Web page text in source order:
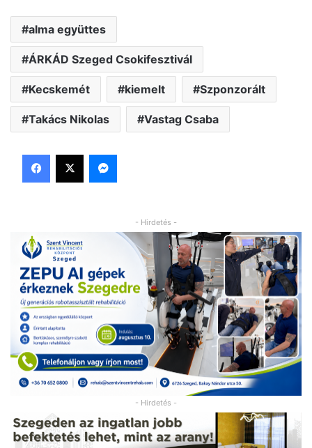
alma együttes
ÁRKÁD Szeged Csokifesztivál
Kecskemét kiemelt Szponzorált
Takács Nikolas Vastag Csaba
Facebook
X Messenger
- Hirdetés -
- Hirdetés -